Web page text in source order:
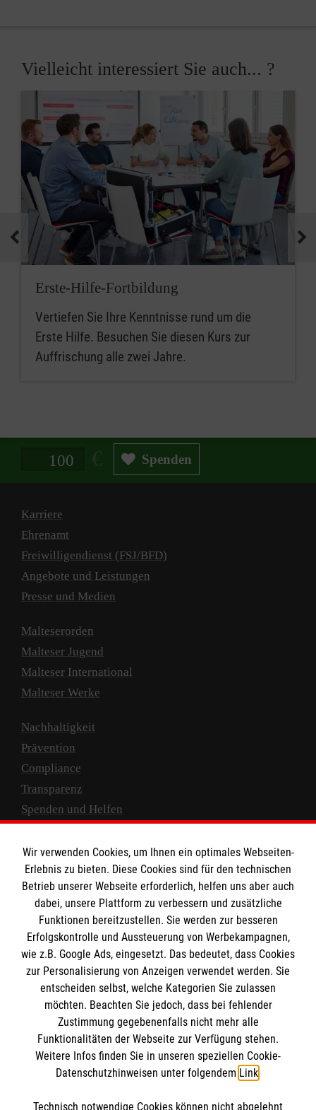
Vielleicht interessiert Sie auch... ?
Erste-Hilfe-Fortbildung
Vertiefen Sie Ihre Kenntnisse rund um die
Erste Hilfe. Besuchen Sie diesen Kurs zur
Auffrischung alle zwei Jahre.
Spendenbetrag in Euro Spenden
Karriere
Ehrenamt
Freiwilligendienst (FSJ/BFD)
Angebote und Leistungen
Presse und Medien
Malteserorden
Malteser Jugend
Malteser International
Malteser Werke
Nachhaltigkeit
Prävention
Compliance
Transparenz
Spenden und Helfen
Empfänger: Malteser Hilfsdienst e.V.
IBAN: DE10 3706 0120 1201 2000 12
BIC: GENODED 1PA7
Newsletter abonnieren
Wir verwenden Cookies, um Ihnen ein optimales Webseiten-
Erlebnis zu bieten. Diese Cookies sind für den technischen
Betrieb unserer Webseite erforderlich, helfen uns aber auch
dabei, unsere Plattform zu verbessern und zusätzliche
Funktionen bereitzustellen. Sie werden zur besseren
Erfolgskontrolle und Aussteuerung von Werbekampagnen,
wie z.B. Google Ads, eingesetzt. Das bedeutet, dass Cookies
zur Personalisierung von Anzeigen verwendet werden. Sie
entscheiden selbst, welche Kategorien Sie zulassen
möchten. Beachten Sie jedoch, dass bei fehlender
Zustimmung gegebenenfalls nicht mehr alle
Funktionalitäten der Webseite zur Verfügung stehen.
Weitere Infos finden Sie in unseren speziellen Cookie-
Datenschutzhinweisen unter folgendem Link.
Technisch notwendige Cookies können nicht abgelehnt